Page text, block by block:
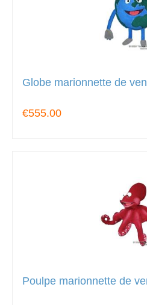
Globe marionnette de
€555.00
Poulpe marionnette de